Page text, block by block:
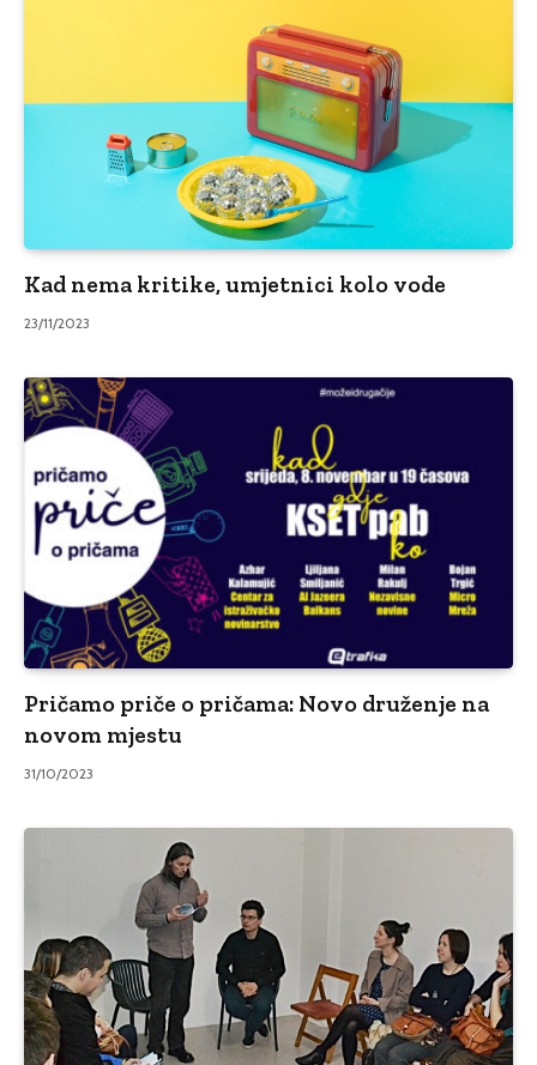
Kad nema kritike, umjetnici kolo vode
23/11/2023
Pričamo priče o pričama: Novo druženje na
novom mjestu
31/10/2023